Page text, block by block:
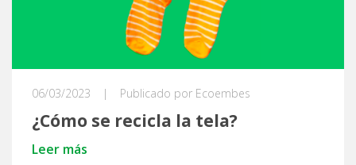
06/03/2023 | Publicado por Ecoembes
¿Cómo se recicla la tela?
Leer más